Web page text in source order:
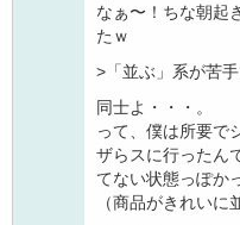
なぁ〜！ちな朝起
たｗ
>「並ぶ」系が苦
同士よ・・・。
って、僕は所要で
ザらスに行ったん
てない状態っぽか
（商品がきれいに